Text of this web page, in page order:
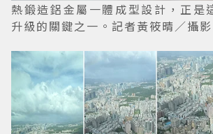
熱鍛造鋁金屬一體成型設計，正是
升級的關鍵之一。記者黃筱晴／攝影